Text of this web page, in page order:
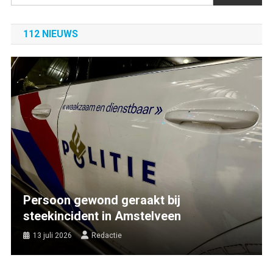
112 NIEUWS
Persoon gewond geraakt bij
steekincident in Amstelveen
13 juli 2026 Redactie